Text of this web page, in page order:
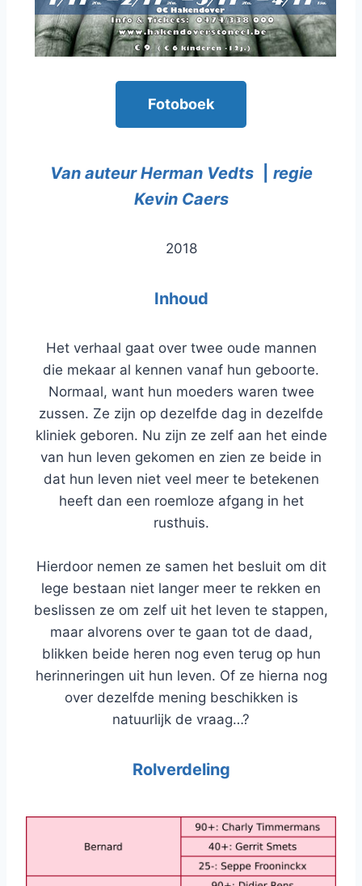
Fotoboek
Van auteur Herman Vedts
regie
Kevin Caers
2018
Inhoud
Het verhaal gaat over twee oude mannen
die mekaar al kennen vanaf hun geboorte.
Normaal, want hun moeders waren twee
zussen. Ze zijn op dezelfde dag in dezelfde
kliniek geboren. Nu zijn ze zelf aan het einde
van hun leven gekomen en zien ze beide in
dat hun leven niet veel meer te betekenen
heeft dan een roemloze afgang in het
rusthuis.
Hierdoor nemen ze samen het besluit om dit
lege bestaan niet langer meer te rekken en
beslissen ze om zelf uit het leven te stappen,
maar alvorens over te gaan tot de daad,
blikken beide heren nog even terug op hun
herinneringen uit hun leven. Of ze hierna nog
over dezelfde mening beschikken is
natuurlijk de vraag…?
Rolverdeling